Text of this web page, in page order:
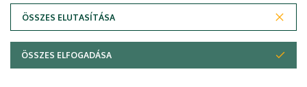
© 2026 Unideb
ÖSSZES ELUTASÍTÁSA
ÖSSZES ELFOGADÁSA